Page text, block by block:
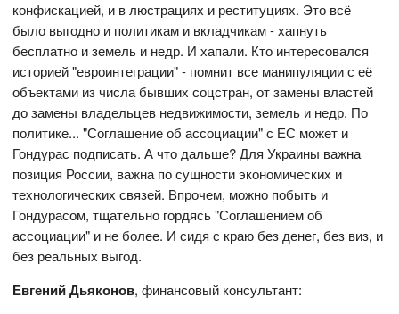
конфискацией, и в люстрациях и реституциях. Это всё
было выгодно и политикам и вкладчикам - хапнуть
бесплатно и земель и недр. И хапали. Кто интересовался
историей "евроинтеграции" - помнит все манипуляции с её
объектами из числа бывших соцстран, от замены властей
до замены владельцев недвижимости, земель и недр. По
политике... "Соглашение об ассоциации" с ЕС может и
Гондурас подписать. А что дальше? Для Украины важна
позиция России, важна по сущности экономических и
технологических связей. Впрочем, можно побыть и
Гондурасом, тщательно гордясь "Соглашением об
ассоциации" и не более. И сидя с краю без денег, без виз, и
без реальных выгод.
Евгений Дьяконов, финансовый консультант: